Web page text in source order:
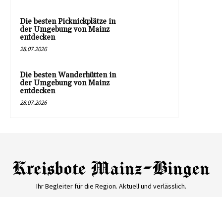
Die besten Picknickplätze in
der Umgebung von Mainz
entdecken
28.07.2026
Die besten Wanderhütten in
der Umgebung von Mainz
entdecken
28.07.2026
Ihr Begleiter für die Region. Aktuell und verlässlich.